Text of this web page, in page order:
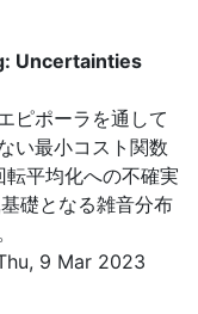
Uncertainties
ピポーラを通して
い最小コスト関数
平均化への不確実
礎となる雑音分布
9 Mar 2023